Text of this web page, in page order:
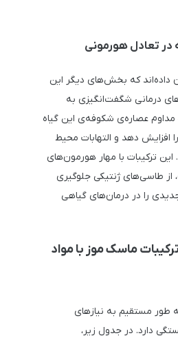
در تعادل هورمونی
داده‌اند که بخش‌های دیگر این
درمانی شگفت‌انگیزی به
عصاره‌ی شکوفه‌ی این گیاه
افزایش دهد و التهابات محیط
این ترکیبات با مهار هورمون‌های
طاسی‌های ژنتیکی جلوگیری
را در درمان‌های گیاهی
ماسک‌ موز با مواد
طور مستقیم به نیازهای
دارد. در جدول زیر،